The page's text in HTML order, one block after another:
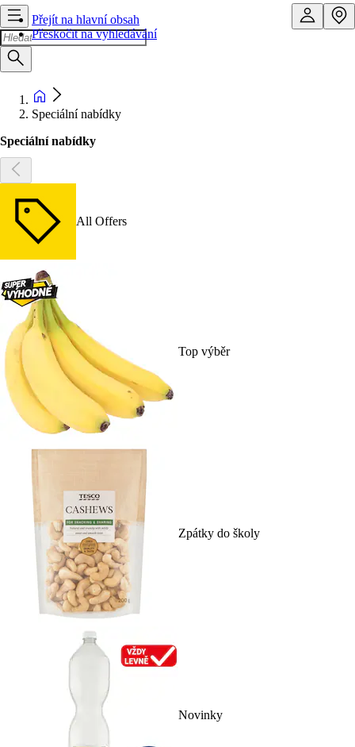
Přejít na hlavní obsah
Přeskočit na vyhledávání
Speciální nabídky
Speciální nabídky
All Offers
Top výběr
Zpátky do školy
Novinky